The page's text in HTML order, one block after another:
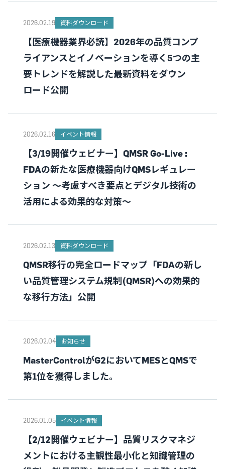
2026.02.19 資料ダウンロード
【医療機器業界必読】2026年の品質コンプ
ライアンスとイノベーションを導く5つの主
要トレンドを解説した最新資料をダウン
ロード公開
2026.02.16 イベント情報
【3/19開催ウェビナー】QMSR Go-Live :
FDAの新たな医療機器向けQMSレギュレー
ション ～考慮すべき要点とデジタル技術の
活用による効果的な対策～
2026.02.13 資料ダウンロード
QMSR移行の完全ロードマップ「FDAの新し
い品質管理システム規制(QMSR)への効果的
な移行方法」公開
2026.02.04 お知らせ
MasterControlがG2においてMESとQMSで
第1位を獲得しました。
2026.01.05 イベント情報
【2/12開催ウェビナー】品質リスクマネジ
メントにおける主観性最小化と知識管理の